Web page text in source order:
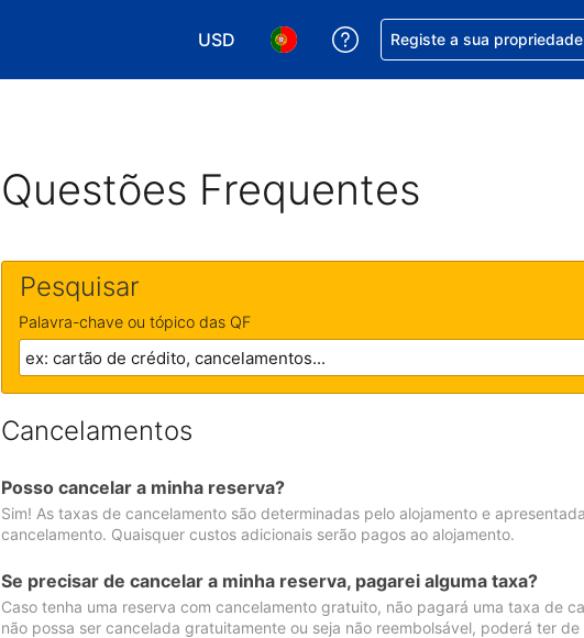
USD
Escolha a sua moeda. A sua moeda atual é
Escolha o seu idioma. O seu idioma
Obtenha ajuda com a sua
Registe a sua propriedade
Questões Frequentes
Pesquisar
Palavra-chave ou tópico das QF
Cancelamentos
Posso cancelar a minha reserva?
Sim! As taxas de cancelamento são determinadas pelo alojamento e
cancelamento. Quaisquer custos adicionais serão pagos ao alojamento.
Se precisar de cancelar a minha reserva, pagarei alguma taxa?
Caso tenha uma reserva com cancelamento gratuito, não pagará uma taxa de
não possa ser cancelada gratuitamente ou seja não reembolsável, poderá ter